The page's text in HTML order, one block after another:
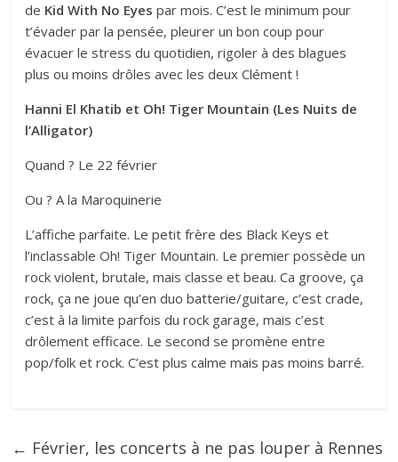
de Kid With No Eyes par mois. C’est le minimum pour
t’évader par la pensée, pleurer un bon coup pour
évacuer le stress du quotidien, rigoler à des blagues
plus ou moins drôles avec les deux Clément !
Hanni El Khatib et Oh! Tiger Mountain (Les Nuits de
l’Alligator)
Quand ? Le 22 février
Ou ? A la Maroquinerie
L’affiche parfaite. Le petit frère des Black Keys et
l’inclassable Oh! Tiger Mountain. Le premier possède un
rock violent, brutale, mais classe et beau. Ca groove, ça
rock, ça ne joue qu’en duo batterie/guitare, c’est crade,
c’est à la limite parfois du rock garage, mais c’est
drôlement efficace. Le second se promène entre
pop/folk et rock. C’est plus calme mais pas moins barré.
← Février, les concerts à ne pas louper à Rennes